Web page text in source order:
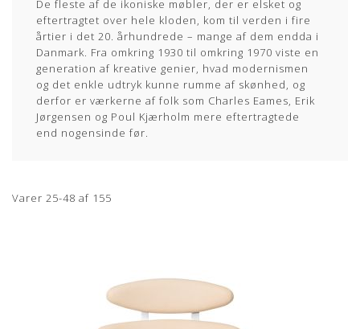
De fleste af de ikoniske møbler, der er elsket og
eftertragtet over hele kloden, kom til verden i fire
årtier i det 20. århundrede – mange af dem endda i
Danmark. Fra omkring 1930 til omkring 1970 viste en
generation af kreative genier, hvad modernismen
og det enkle udtryk kunne rumme af skønhed, og
derfor er værkerne af folk som Charles Eames, Erik
Jørgensen og Poul Kjærholm mere eftertragtede
end nogensinde før.
Varer 25-48 af 155